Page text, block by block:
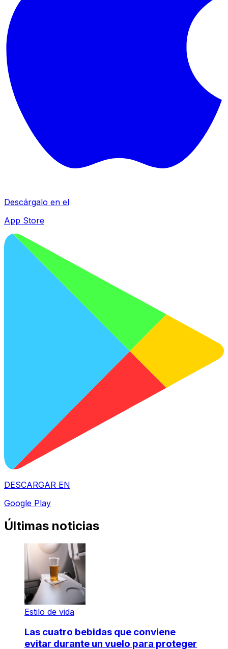
Descárgalo en el
App Store
DESCARGAR EN
Google Play
Últimas noticias
Estilo de vida
Las cuatro bebidas que conviene
evitar durante un vuelo para proteger